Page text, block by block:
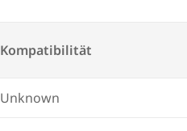
Kompatibilität
Unknown